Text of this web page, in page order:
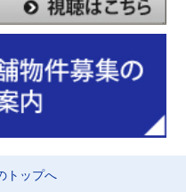
トップへ